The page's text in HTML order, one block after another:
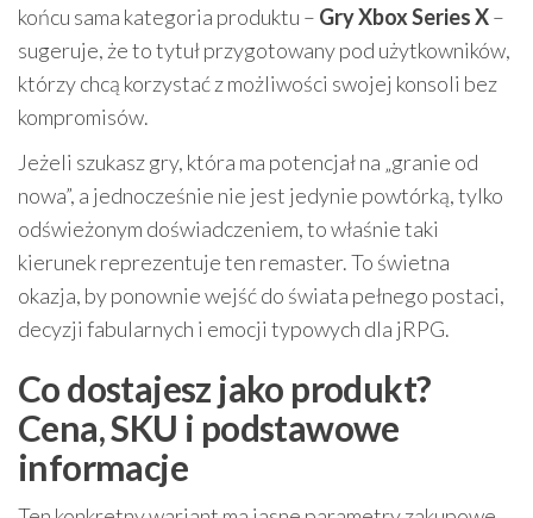
końcu sama kategoria produktu – Gry Xbox Series X–
sugeruje, że to tytuł przygotowany pod użytkowników,
którzy chcą korzystać z możliwości swojej konsoli bez
kompromisów.
Jeżeli szukasz gry, która ma potencjał na „granie od
nowa”, a jednocześnie nie jest jedynie powtórką, tylko
odświeżonym doświadczeniem, to właśnie taki
kierunek reprezentuje ten remaster. To świetna
okazja, by ponownie wejść do świata pełnego postaci,
decyzji fabularnych i emocji typowych dla jRPG.
Co dostajesz jako produkt?
Cena, SKU i podstawowe
informacje